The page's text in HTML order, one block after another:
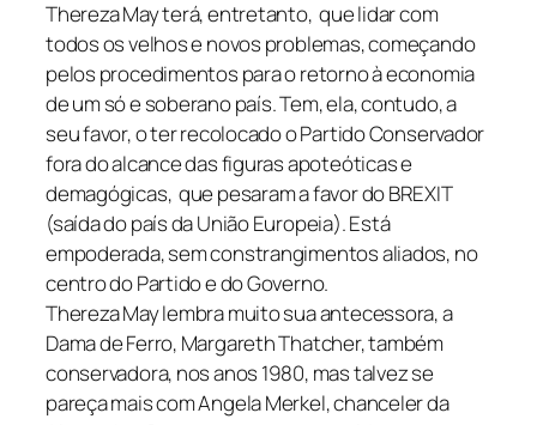
Thereza May terá, entretanto, que lidar com
todos os velhos e novos problemas, começando
pelos procedimentos para o retorno à economia
de um só e soberano país. Tem, ela, contudo, a
seu favor, o ter recolocado o Partido Conservador
fora do alcance das figuras apoteóticas e
demagógicas, que pesaram a favor do BREXIT
(saída do país da União Europeia). Está
empoderada, sem constrangimentos aliados, no
centro do Partido e do Governo.
Thereza May lembra muito sua antecessora, a
Dama de Ferro, Margareth Thatcher, também
conservadora, nos anos 1980, mas talvez se
pareça mais com Angela Merkel, chanceler da